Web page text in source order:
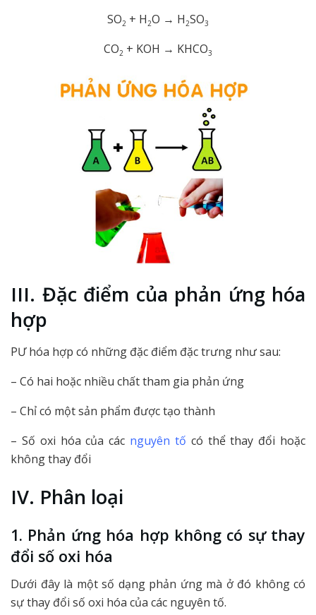
SO2 + H2O → H2SO3
CO2 + KOH → KHCO3
III. Đặc điểm của phản ứng hóa
hợp
PƯ hóa hợp có những đặc điểm đặc trưng như sau:
– Có hai hoặc nhiều chất tham gia phản ứng
– Chỉ có một sản phẩm được tạo thành
– Số oxi hóa của các nguyên tố có thể thay đổi hoặc
không thay đổi
IV. Phân loại
1. Phản ứng hóa hợp không có sự thay
đổi số oxi hóa
Dưới đây là một số dạng phản ứng mà ở đó không có
sự thay đổi số oxi hóa của các nguyên tố.